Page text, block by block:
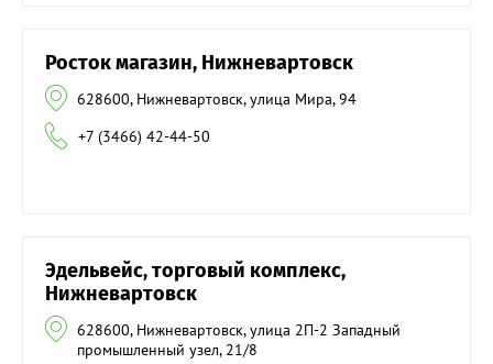
Росток магазин, Нижневартовск
628600, Нижневартовск, улица Мира, 94
+7 (3466) 42-44-50
Эдельвейс, торговый комплекс,
Нижневартовск
628600, Нижневартовск, улица 2П-2 Западный
промышленный узел, 21/8